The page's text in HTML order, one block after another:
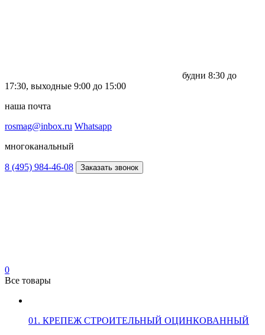
будни 8:30 до
17:30, выходные 9:00 до 15:00
наша почта
rosmag@inbox.ru Whatsapp
многоканальный
8 (495) 984-46-08 Заказать звонок
0
Все товары
01. КРЕПЕЖ СТРОИТЕЛЬНЫЙ ОЦИНКОВАННЫЙ